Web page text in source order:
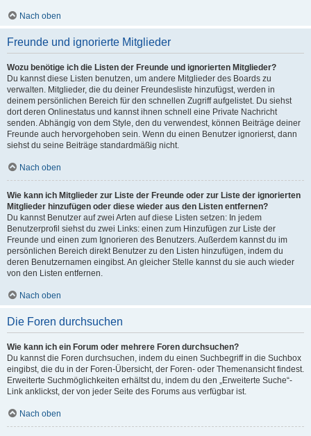
Nach oben
Freunde und ignorierte Mitglieder
Wozu benötige ich die Listen der Freunde und ignorierten Mitglieder?
Du kannst diese Listen benutzen, um andere Mitglieder des Boards zu
verwalten. Mitglieder, die du deiner Freundesliste hinzufügst, werden in
deinem persönlichen Bereich für den schnellen Zugriff aufgelistet. Du siehst
dort deren Onlinestatus und kannst ihnen schnell eine Private Nachricht
senden. Abhängig von dem Style, den du verwendest, können Beiträge deiner
Freunde auch hervorgehoben sein. Wenn du einen Benutzer ignorierst, dann
siehst du seine Beiträge standardmäßig nicht.
Nach oben
Wie kann ich Mitglieder zur Liste der Freunde oder zur Liste der ignorierten
Mitglieder hinzufügen oder diese wieder aus den Listen entfernen?
Du kannst Benutzer auf zwei Arten auf diese Listen setzen: In jedem
Benutzerprofil siehst du zwei Links: einen zum Hinzufügen zur Liste der
Freunde und einen zum Ignorieren des Benutzers. Außerdem kannst du im
persönlichen Bereich direkt Benutzer zu den Listen hinzufügen, indem du
deren Benutzernamen eingibst. An gleicher Stelle kannst du sie auch wieder
von den Listen entfernen.
Nach oben
Die Foren durchsuchen
Wie kann ich ein Forum oder mehrere Foren durchsuchen?
Du kannst die Foren durchsuchen, indem du einen Suchbegriff in die Suchbox
eingibst, die du in der Foren-Übersicht, der Foren- oder Themenansicht findest.
Erweiterte Suchmöglichkeiten erhältst du, indem du den „Erweiterte Suche“-
Link anklickst, der von jeder Seite des Forums aus verfügbar ist.
Nach oben